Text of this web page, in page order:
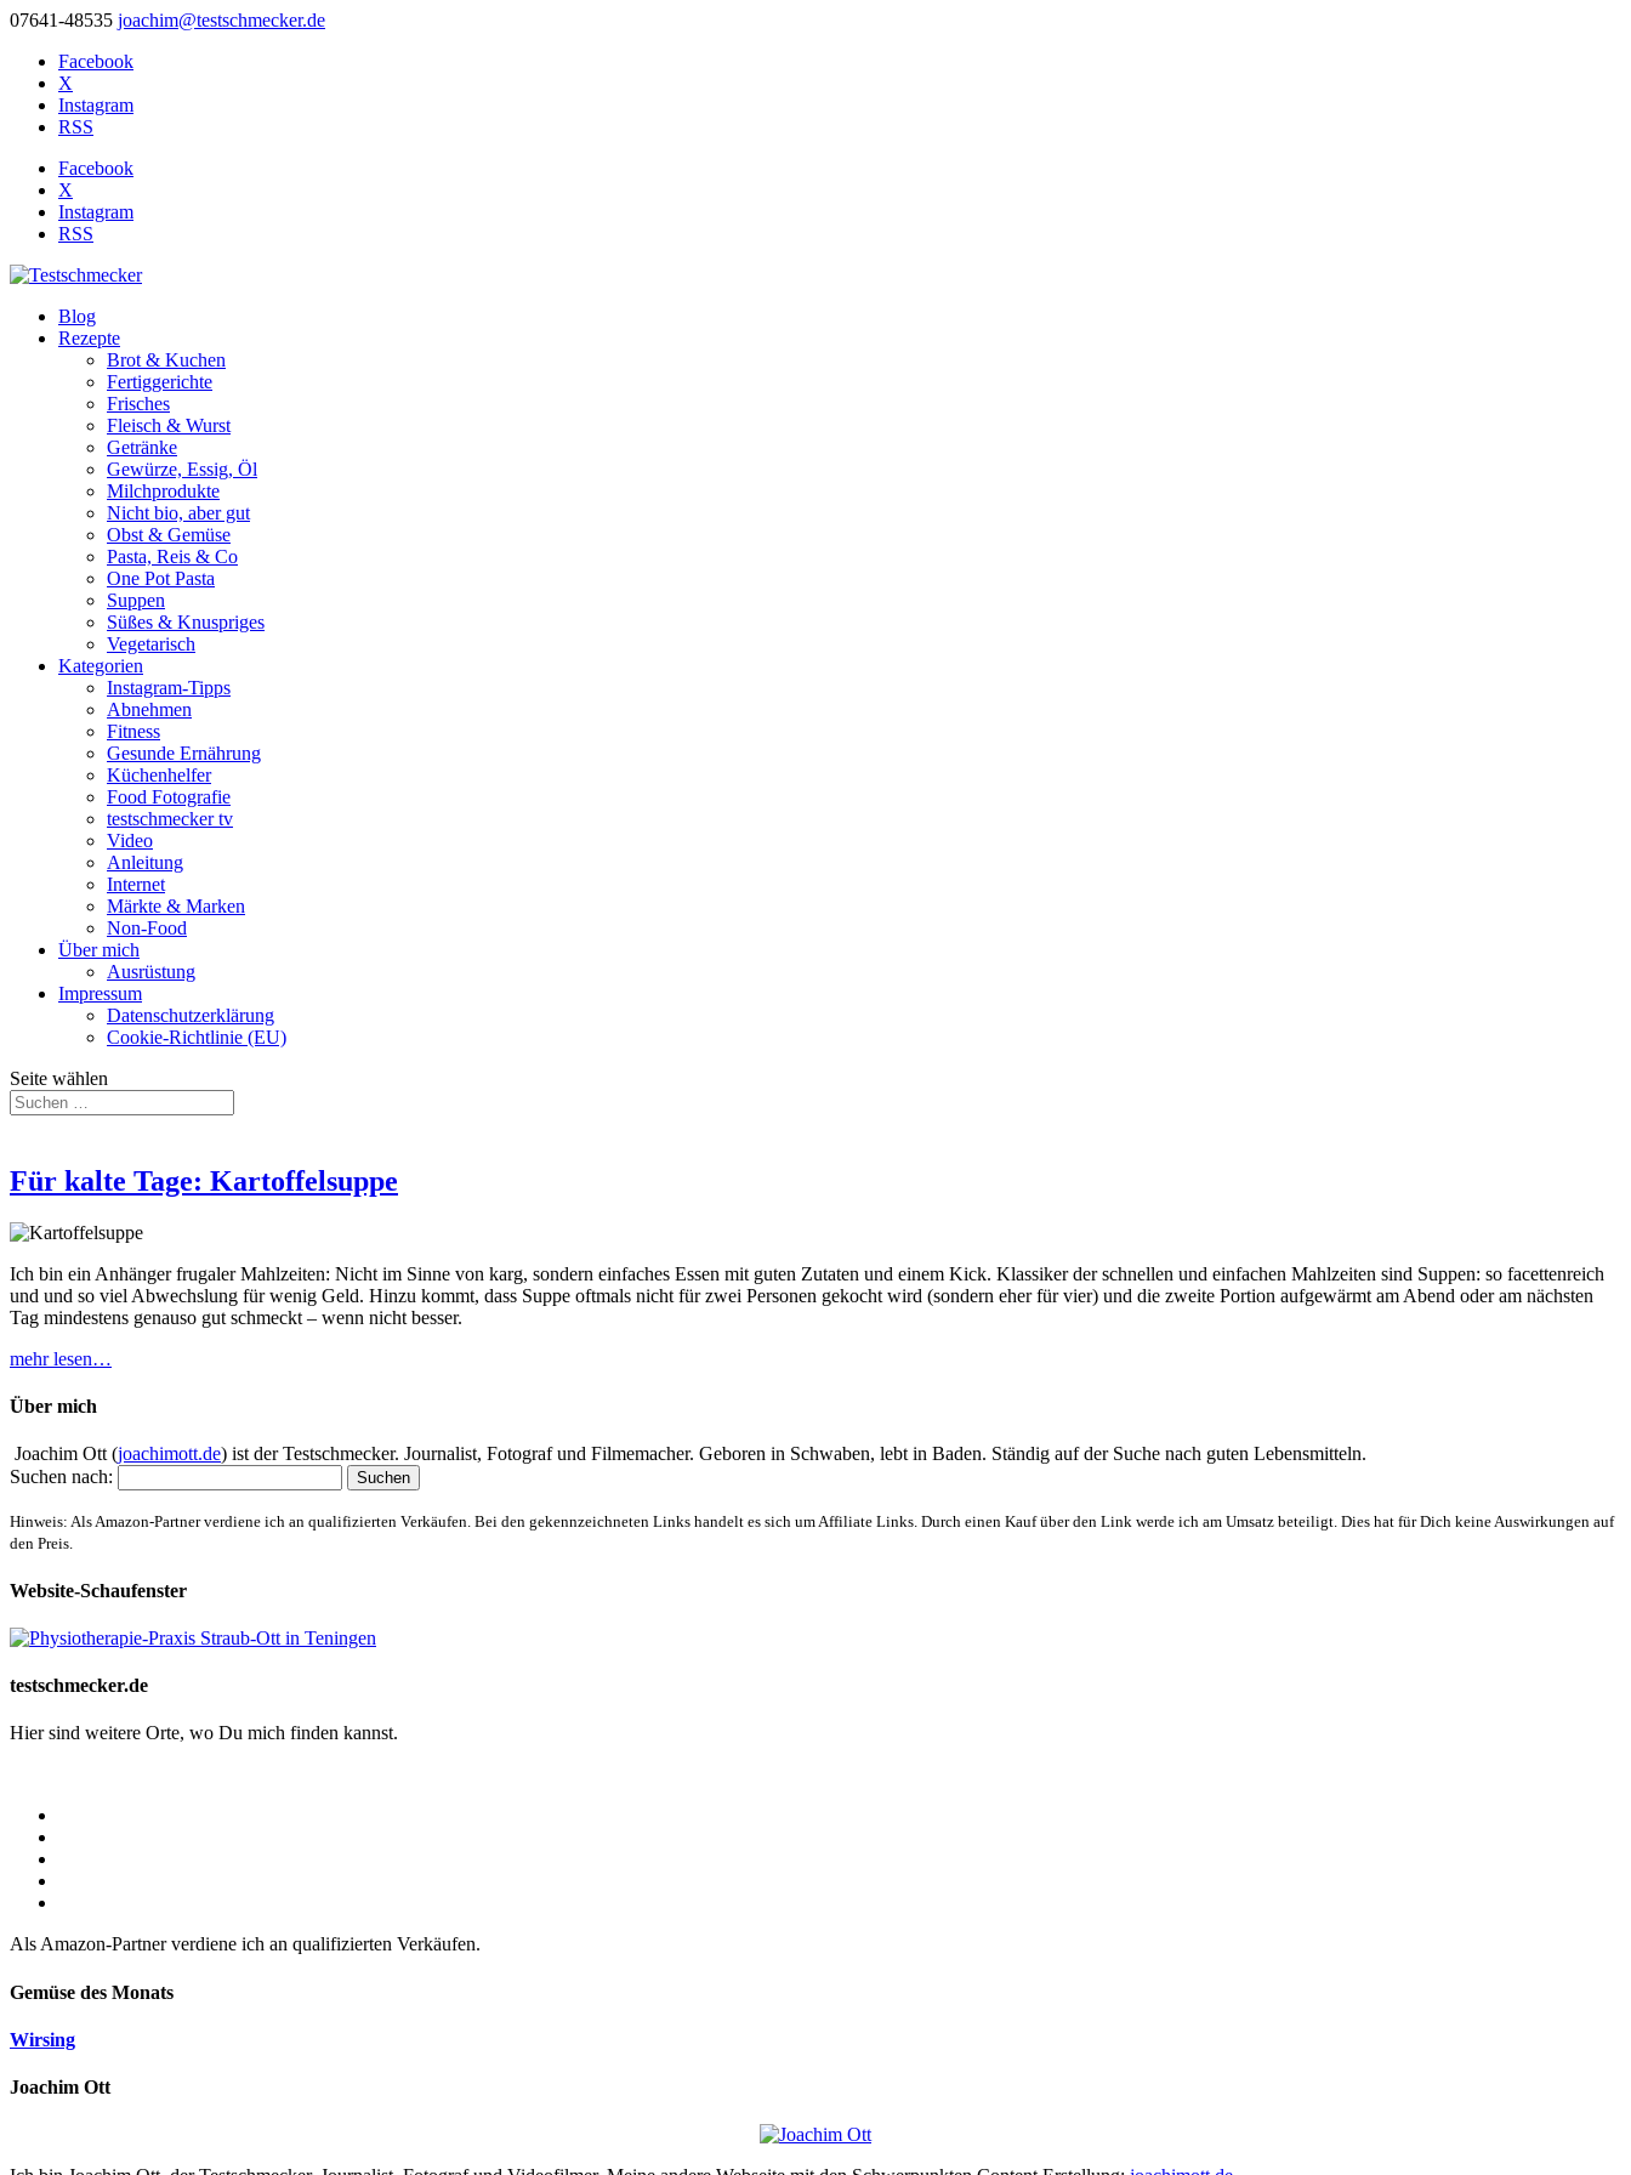
07641-48535 joachim@testschmecker.de
Facebook
X
Instagram
RSS
Facebook
X
Instagram
RSS
Blog
Rezepte
Brot & Kuchen
Fertiggerichte
Frisches
Fleisch & Wurst
Getränke
Gewürze, Essig, Öl
Milchprodukte
Nicht bio, aber gut
Obst & Gemüse
Pasta, Reis & Co
One Pot Pasta
Suppen
Süßes & Knuspriges
Vegetarisch
Kategorien
Instagram-Tipps
Abnehmen
Fitness
Gesunde Ernährung
Küchenhelfer
Food Fotografie
testschmecker tv
Video
Anleitung
Internet
Märkte & Marken
Non-Food
Über mich
Ausrüstung
Impressum
Datenschutzerklärung
Cookie-Richtlinie (EU)
Seite wählen
Für kalte Tage: Kartoffelsuppe
Ich bin ein Anhänger frugaler Mahlzeiten: Nicht im Sinne von karg, sondern einfaches Essen mit guten Zutaten und einem Kick. Klassiker der schnellen und einfachen Mahlzeiten sind Suppen: so facettenreich
und und so viel Abwechslung für wenig Geld. Hinzu kommt, dass Suppe oftmals nicht für zwei Personen gekocht wird (sondern eher für vier) und die zweite Portion aufgewärmt am Abend oder am nächsten
Tag mindestens genauso gut schmeckt – wenn nicht besser.
mehr lesen…
Über mich
Joachim Ott (joachimott.de) ist der Testschmecker. Journalist, Fotograf und Filmemacher. Geboren in Schwaben, lebt in Baden. Ständig auf der Suche nach guten Lebensmitteln.
Suchen nach:
Hinweis: Als Amazon-Partner verdiene ich an qualifizierten Verkäufen. Bei den gekennzeichneten Links handelt es sich um Affiliate Links. Durch einen Kauf über den Link werde ich am Umsatz beteiligt. Dies hat für Dich keine Auswirkungen auf
den Preis.
Website-Schaufenster
testschmecker.de
Hier sind weitere Orte, wo Du mich finden kannst.
Als Amazon-Partner verdiene ich an qualifizierten Verkäufen.
Gemüse des Monats
Wirsing
Joachim Ott